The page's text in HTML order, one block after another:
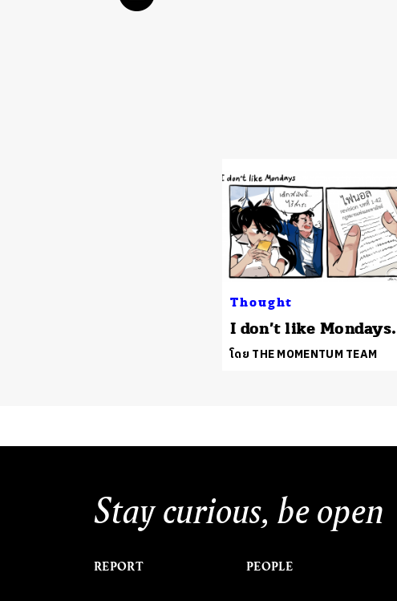
Thought
I don’t like Mondays.
โดย THE MOMENTUM TEAM
Stay curious, be open
REPORT PEOPLE